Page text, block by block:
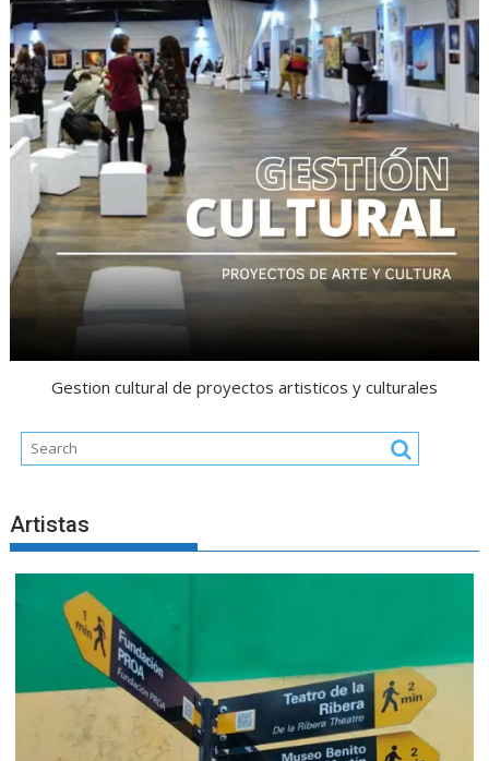
Gestion cultural de proyectos artisticos y culturales
Artistas